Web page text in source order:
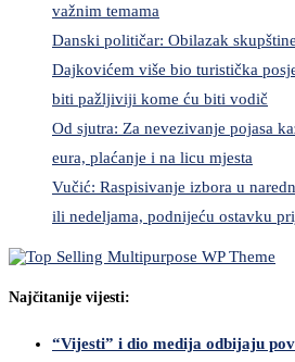
važnim temama
Danski političar: Obilazak
Dajkovićem više bio turistička
biti pažljiviji kome ću biti vodič
Od sjutra: Za nevezivanje pojasa
eura, plaćanje i na licu mjesta
Vučić: Raspisivanje izbora u
ili nedeljama, podnijeću ostavku
Najčitanije vijesti:
“Vijesti” i dio medija odbijaju